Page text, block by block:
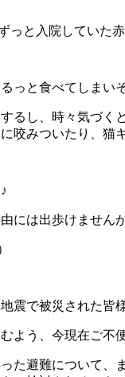
っと入院していた
っと食べてしまい
るし、時々気づ
咬みついたり、猫
には出歩けませ
震で被災された皆
よう、今現在ご不
た避難について